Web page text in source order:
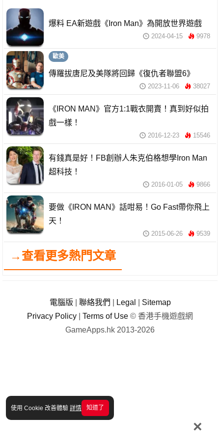
使用 Cookie 改善體驗 詳情 知道了
×
爆料 EA新遊戲《Iron Man》為開放世界遊戲
2024-04-15 9978
歐美
傳羅拔唐尼及美隊將回歸《復仇者聯盟6》
2023-11-06 38027
《IRON MAN》官方1:1戰衣開賣！真到好似拍
戲一樣！
2016-12-23 15546
有錢真是好！FB創辦人朱克伯格想學Iron Man
超科技！
2016-01-05 9866
要做《IRON MAN》話咁易！Go Fast帶你飛上
天！
2015-06-26 9539
→查看更多熱門文章
電腦版 聯絡我們 Legal
Sitemap
Privacy Policy
Terms of Use © 香港手機遊戲網
GameApps.hk 2013-2026